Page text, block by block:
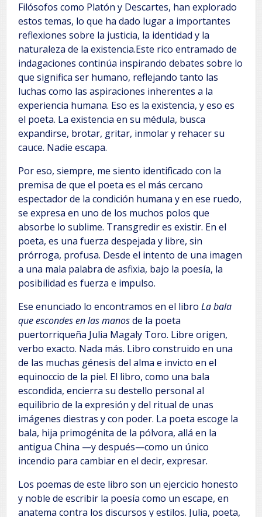
Filósofos como Platón y Descartes, han explorado
estos temas, lo que ha dado lugar a importantes
reflexiones sobre la justicia, la identidad y la
naturaleza de la existencia.Este rico entramado de
indagaciones continúa inspirando debates sobre lo
que significa ser humano, reflejando tanto las
luchas como las aspiraciones inherentes a la
experiencia humana. Eso es la existencia, y eso es
el poeta. La existencia en su médula, busca
expandirse, brotar, gritar, inmolar y rehacer su
cauce. Nadie escapa.
Por eso, siempre, me siento identificado con la
premisa de que el poeta es el más cercano
espectador de la condición humana y en ese ruedo,
se expresa en uno de los muchos polos que
absorbe lo sublime. Transgredir es existir. En el
poeta, es una fuerza despejada y libre, sin
prórroga, profusa. Desde el intento de una imagen
a una mala palabra de asfixia, bajo la poesía, la
posibilidad es fuerza e impulso.
Ese enunciado lo encontramos en el libro La bala
que escondes en las manosde la poeta
puertorriqueña Julia Magaly Toro. Libre origen,
verbo exacto. Nada más. Libro construido en una
de las muchas génesis del alma e invicto en el
equinoccio de la piel. El libro, como una bala
escondida, encierra su destello personal al
equilibrio de la expresión y del ritual de unas
imágenes diestras y con poder. La poeta escoge la
bala, hija primogénita de la pólvora, allá en la
antigua China —y después—como un único
incendio para cambiar en el decir, expresar.
Los poemas de este libro son un ejercicio honesto
y noble de escribir la poesía como un escape, en
anatema contra los discursos y estilos. Julia, poeta,